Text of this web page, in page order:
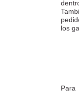
los
Para